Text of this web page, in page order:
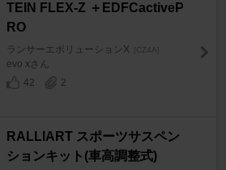
TEIN FLEX-Z ＋EDFCactiveP
RO
ランサーエボリューションX [CZ4A]
evo xさん
42
2
RALLIART スポーツサスペン
ションキット(車高調整式)